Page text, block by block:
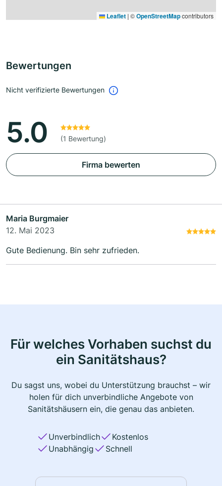
Leaflet | ©OpenStreetMapcontributors
Bewertungen
Nicht verifizierte Bewertungen
5.0 (1 Bewertung)
Firma bewerten
Maria Burgmaier
12. Mai 2023
Gute Bedienung. Bin sehr zufrieden.
Für welches Vorhaben suchst du
ein Sanitätshaus?
Du sagst uns, wobei du Unterstützung brauchst – wir
holen für dich unverbindliche Angebote von
Sanitätshäusern ein, die genau das anbieten.
Unverbindlich
Kostenlos
Unabhängig
Schnell